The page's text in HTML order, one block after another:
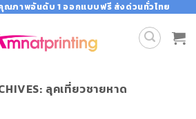
ภาพอันดับ 1 ออกแบบฟรี ส่งด่วนทั่วไทย
ลุคเที่ยวชายหาด